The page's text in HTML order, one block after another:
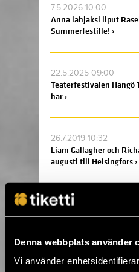
Denna webbplats använder
Vi använder
7.5.2026 10:00
Anna lahjaksi liput
Summerfestille! ›
22.5.2025 09:00
Teaterfestivalen Hangö
här ›
26.7.2019 10:32
Liam Gallagher och
augusti till Helsingfors ›
25.7.2019 09:00
Flow Festival släppte
16.5.2019 12:48
Tvåspråkiga Raseborg